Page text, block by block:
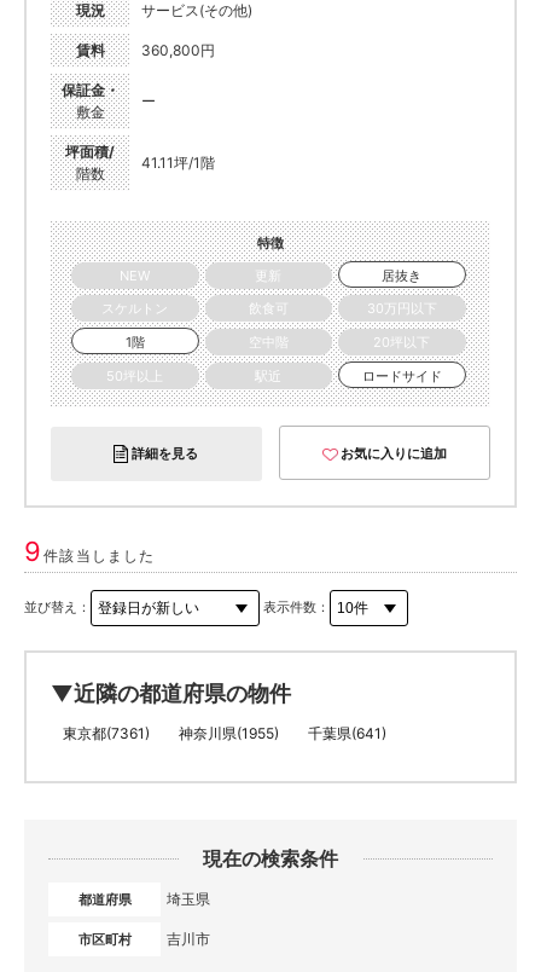
現況 サービス(その他)
賃料 360,800円
保証金・
敷金
ー
坪面積/
階数
41.11坪/1階
特徴
NEW
更新
居抜き
スケルトン
飲食可
30万円以下
1階
空中階
20坪以下
50坪以上
駅近 ロードサイド
詳細を見る お気に入りに追加
9件該当しました
並び替え： 表示件数：
▼近隣の都道府県の物件
東京都(7361) 神奈川県(1955) 千葉県(641)
現在の検索条件
都道府県 埼玉県
市区町村 吉川市